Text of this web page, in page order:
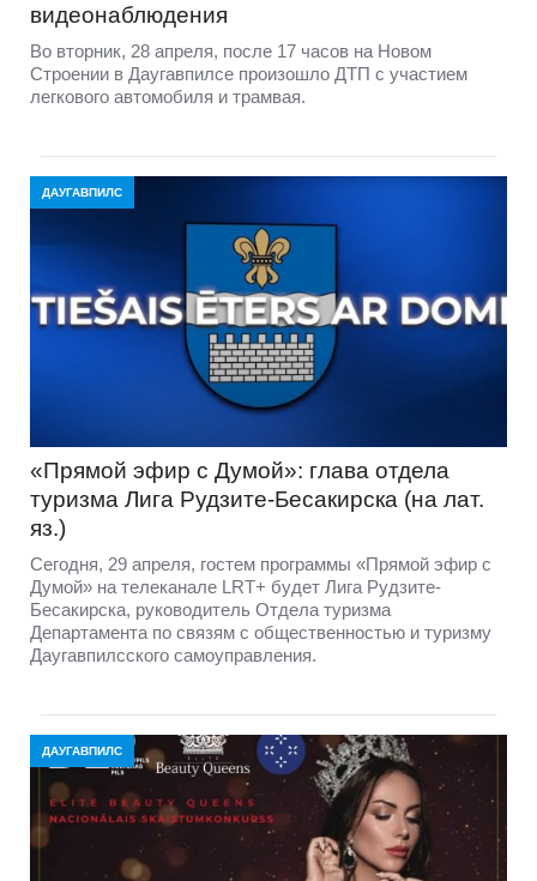
видеонаблюдения
Во вторник, 28 апреля, после 17 часов на Новом
Строении в Даугавпилсе произошло ДТП с участием
легкового автомобиля и трамвая.
ДАУГАВПИЛС
«Прямой эфир с Думой»: глава отдела
туризма Лига Рудзите-Бесакирска (на лат.
яз.)
Сегодня, 29 апреля, гостем программы «Прямой эфир с
Думой» на телеканале LRT+ будет Лига Рудзите-
Бесакирска, руководитель Отдела туризма
Департамента по связям с общественностью и туризму
Даугавпилсского самоуправления.
ДАУГАВПИЛС